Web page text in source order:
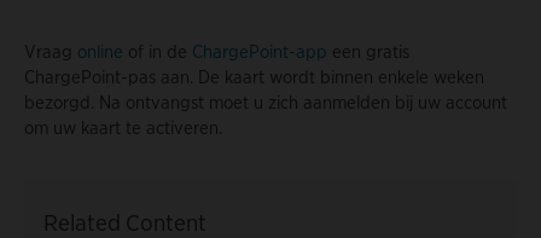
Vraag online of in de ChargePoint-app een gratis
ChargePoint-pas aan. De kaart wordt binnen enkele weken
bezorgd. Na ontvangst moet u zich aanmelden bij uw account
om uw kaart te activeren.
Related Content